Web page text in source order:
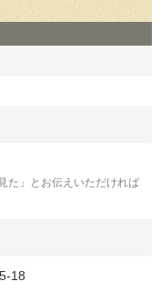
た」とお伝えいただければ
18